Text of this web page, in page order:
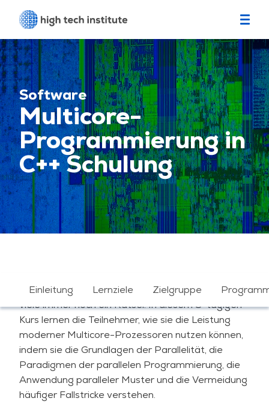
Software
Multicore-
Programmierung in
C++ Schulung
Einleitung Lernziele Zielgruppe
Gut funktionierender Multithreading-Code ist für
viele immer noch ein Rätsel. In diesem 3-tägigen
Kurs lernen die Teilnehmer, wie sie die Leistung
moderner Multicore-Prozessoren nutzen können,
indem sie die Grundlagen der Parallelität, die
Paradigmen der parallelen Programmierung, die
Anwendung paralleler Muster und die Vermeidung
häufiger Fallstricke verstehen.
Broschüre herunterladen